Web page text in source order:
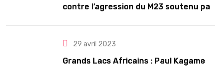
contre l’agression du M23 soutenu par
29 avril 2023
Grands Lacs Africains : Paul Kagame